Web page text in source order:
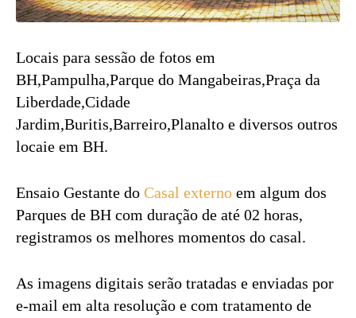
Locais para sessão de fotos em
BH,Pampulha,Parque do Mangabeiras,Praça da
Liberdade,Cidade
Jardim,Buritis,Barreiro,Planalto e diversos outros
locaie em BH.
Ensaio Gestante do Casal externo em algum dos
Parques de BH com duração de até 02 horas,
registramos os melhores momentos do casal.
As imagens digitais serão tratadas e enviadas por
e-mail em alta resolução e com tratamento de